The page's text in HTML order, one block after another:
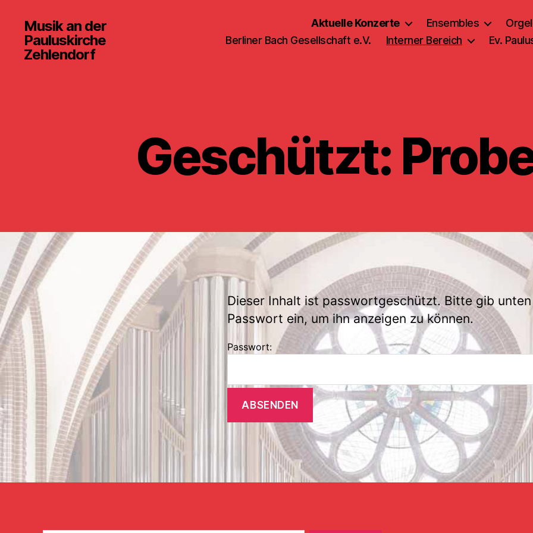
Musik an der
Pauluskirche
Zehlendorf
Aktuelle Konzerte Ensembles
Berliner Bach Gesellschaft e.V.
Interner Bereich Ev.
Geschützt:
Dieser Inhalt ist passwortgeschützt. Bitte gib
Passwort ein, um ihn anzeigen zu können.
Passwort: